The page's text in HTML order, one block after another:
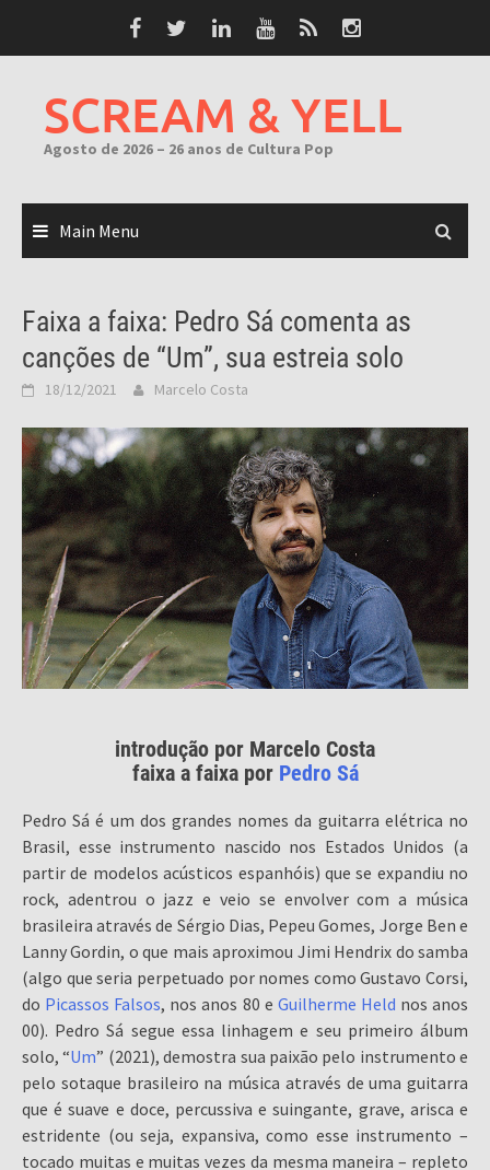
SCREAM & YELL
Agosto de 2026 – 26 anos de Cultura Pop
Main Menu
Faixa a faixa: Pedro Sá comenta as
canções de “Um”, sua estreia solo
18/12/2021 Marcelo Costa
introdução por Marcelo Costa
faixa a faixa por Pedro Sá
Pedro Sá é um dos grandes nomes da guitarra elétrica no
Brasil, esse instrumento nascido nos Estados Unidos (a
partir de modelos acústicos espanhóis) que se expandiu no
rock, adentrou o jazz e veio se envolver com a música
brasileira através de Sérgio Dias, Pepeu Gomes, Jorge Ben e
Lanny Gordin, o que mais aproximou Jimi Hendrix do samba
(algo que seria perpetuado por nomes como Gustavo Corsi,
do Picassos Falsos, nos anos 80 e Guilherme Held nos anos
00). Pedro Sá segue essa linhagem e seu primeiro álbum
solo, “Um” (2021), demostra sua paixão pelo instrumento e
pelo sotaque brasileiro na música através de uma guitarra
que é suave e doce, percussiva e suingante, grave, arisca e
estridente (ou seja, expansiva, como esse instrumento –
tocado muitas e muitas vezes da mesma maneira – repleto